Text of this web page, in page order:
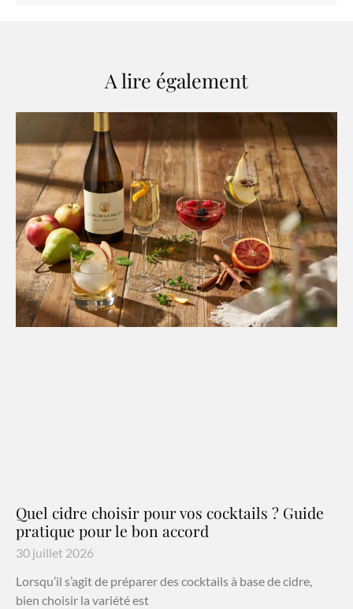
A lire également
Quel cidre choisir pour vos cocktails ? Guide
pratique pour le bon accord
30 juillet 2026
Lorsqu’il s’agit de préparer des cocktails à base de cidre,
bien choisir la variété est